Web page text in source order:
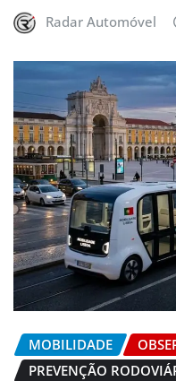
Radar Automóvel
MOBILIDADE
PREVENÇÃO